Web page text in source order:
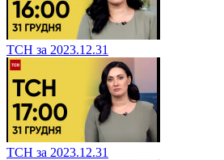
ТСН за 2023.12.31
ТСН за 2023.12.31